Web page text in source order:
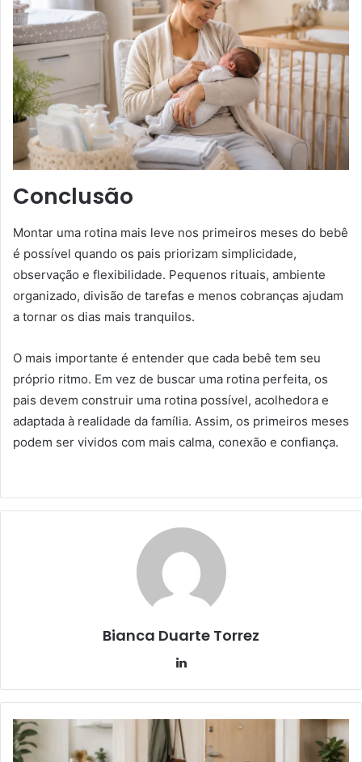
Conclusão
Montar uma rotina mais leve nos primeiros meses do bebê
é possível quando os pais priorizam simplicidade,
observação e flexibilidade. Pequenos rituais, ambiente
organizado, divisão de tarefas e menos cobranças ajudam
a tornar os dias mais tranquilos.
O mais importante é entender que cada bebê tem seu
próprio ritmo. Em vez de buscar uma rotina perfeita, os
pais devem construir uma rotina possível, acolhedora e
adaptada à realidade da família. Assim, os primeiros meses
podem ser vividos com mais calma, conexão e confiança.
Bianca Duarte Torrez